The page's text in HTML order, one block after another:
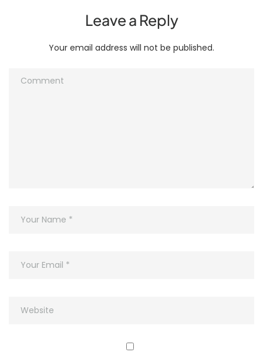
Leave a Reply
Your email address will not be published.